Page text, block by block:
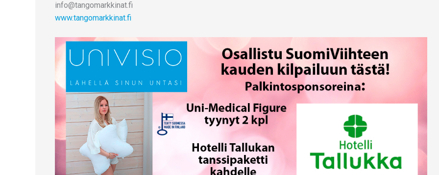
info@tangomarkkinat.fi
www.tangomarkkinat.fi